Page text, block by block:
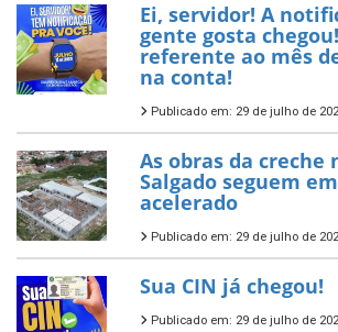
Ei, servidor! A
gente gosta
referente ao mês
na conta!
Publicado em: 29 de julho de
As obras da creche
Salgado seguem
acelerado
Publicado em: 29 de julho de
Sua CIN já chegou!
Publicado em: 29 de julho de